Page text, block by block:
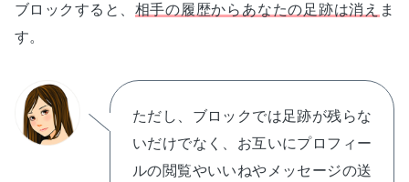
ブロックすると、 相手の履歴からあなたの足跡は消え ま
す。
ただし、ブロックでは足跡が残らな
いだけでなく、お互いにプロフィー
ルの閲覧やいいねやメッセージの送